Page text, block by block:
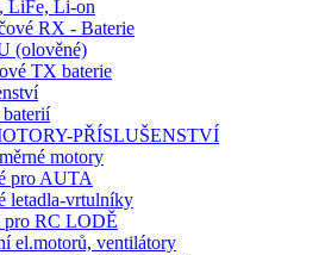
LiFe, Li-on
RX - Baterie
(olověné)
TX baterie
baterií
PŘÍSLUŠENSTVÍ
motory
pro AUTA
letadla-vrtulníky
pro RC LODĚ
el.motorů, ventilátory